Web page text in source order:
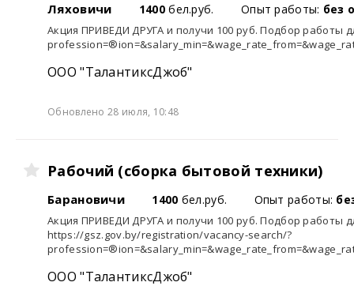
Ляховичи 1400бел.руб. Опыт работы: без
Акция ПРИВЕДИ ДРУГА и получи 100 руб. Подбор
ООО "ТалантиксДжоб"
Обновлено 28 июля, 10:48
Рабочий (сборка бытовой техники)
Барановичи 1400 бел.руб. Опыт работы:
Акция ПРИВЕДИ ДРУГА и получи 100 руб. Подбор работы
https://gsz.gov.by/registration/vacancy-search/?
ООО "ТалантиксДжоб"